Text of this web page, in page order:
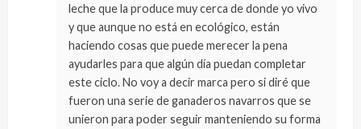
leche que la produce muy cerca de donde yo vivo
y que aunque no está en ecológico, están
haciendo cosas que puede merecer la pena
ayudarles para que algún día puedan completar
este ciclo. No voy a decir marca pero si diré que
fueron una serie de ganaderos navarros que se
unieron para poder seguir manteniendo su forma